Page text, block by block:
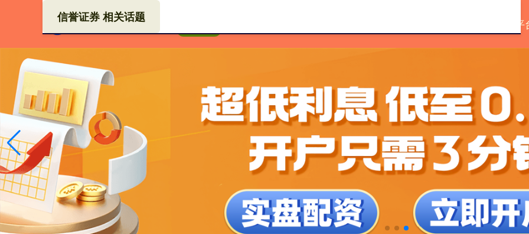
正规好的配资平
信誉证券 相关话题